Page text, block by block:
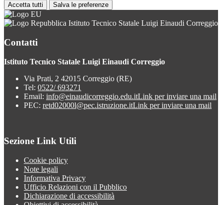
Accetta tutti Salva le preferenze
Istituto Tecnico Statale Luigi Einaudi Correggio
Contatti
Istituto Tecnico Statale Luigi Einaudi Correggio
Via Prati, 2 42015 Correggio (RE)
Tel: 0522/ 693271
Email: info@einaudicorreggio.edu.itLink per inviare una mail
PEC: retd02000l@pec.istruzione.itLink per inviare una mail
Sezione Link Utili
Cookie policy
Note legali
Informativa Privacy
Ufficio Relazioni con il Pubblico
Dichiarazione di accessibilità